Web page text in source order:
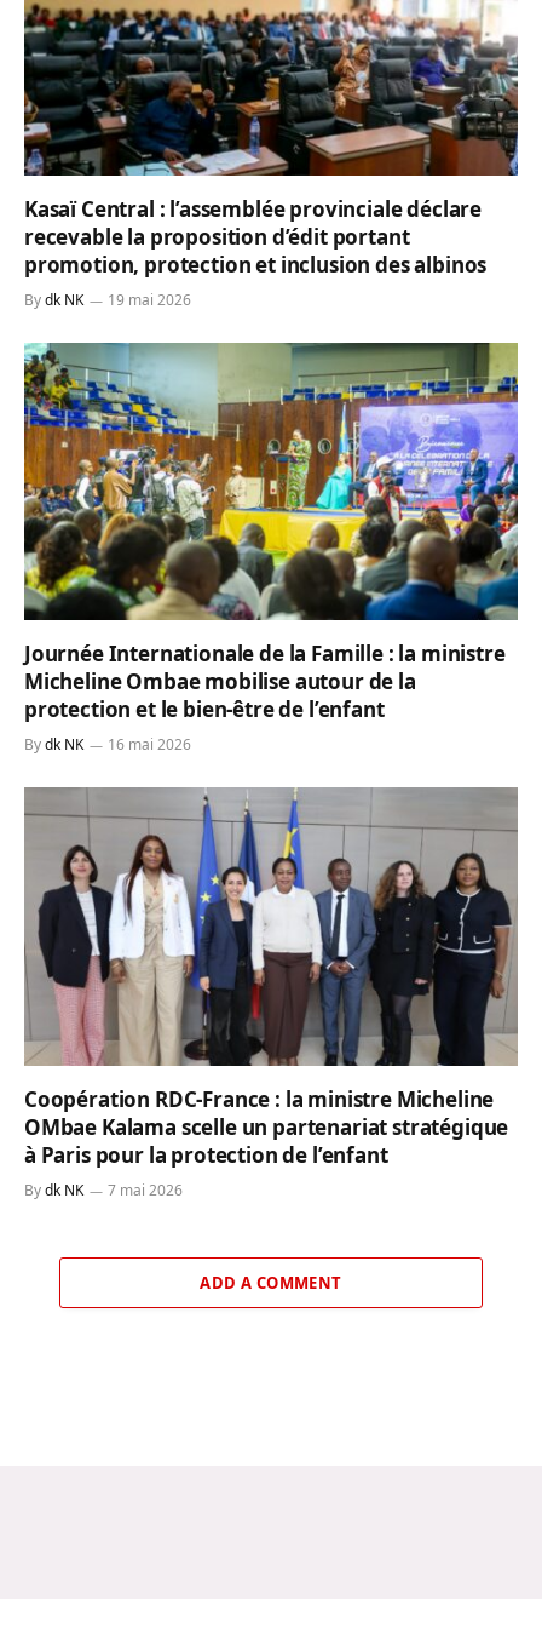
Kasaï Central : l’assemblée provinciale déclare
recevable la proposition d’édit portant
promotion, protection et inclusion des albinos
Bydk NK 19 mai 2026
Journée Internationale de la Famille : la ministre
Micheline Ombae mobilise autour de la
protection et le bien-être de l’enfant
Bydk NK 16 mai 2026
Coopération RDC-France : la ministre Micheline
OMbae Kalama scelle un partenariat stratégique
à Paris pour la protection de l’enfant
Bydk NK 7 mai 2026
ADD A COMMENT